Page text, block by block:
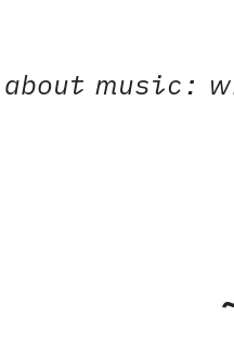
about music: